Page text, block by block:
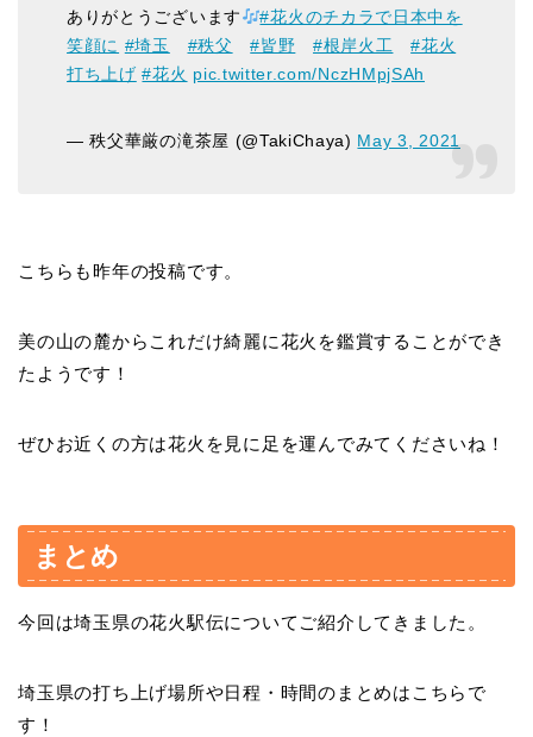
ありがとうございます
#花火のチカラで日本中を
笑顔に #埼玉 #秩父 #皆野 #根岸火工
#花火
打ち上げ #花火 pic.twitter.com/NczHMpjSAh
— 秩父華厳の滝茶屋 (@TakiChaya) May 3, 2021
こちらも昨年の投稿です。
美の山の麓からこれだけ綺麗に花火を鑑賞することができ
たようです！
ぜひお近くの方は花火を見に足を運んでみてくださいね！
まとめ
今回は埼玉県の花火駅伝についてご紹介してきました。
埼玉県の打ち上げ場所や日程・時間のまとめはこちらで
す！